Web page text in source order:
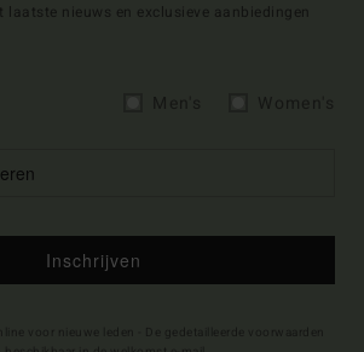
nieuws en exclusieve aanbiedingen
Inschrijven